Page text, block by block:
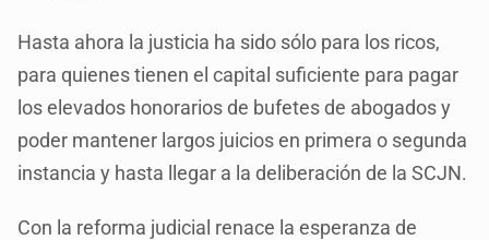
Hasta ahora la justicia ha sido sólo para los ricos,
para quienes tienen el capital suficiente para pagar
los elevados honorarios de bufetes de abogados y
poder mantener largos juicios en primera o segunda
instancia y hasta llegar a la deliberación de la SCJN.
Con la reforma judicial renace la esperanza de